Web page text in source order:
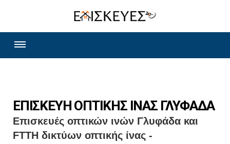
ΕΠΙΣΚΕΥΗ ΟΠΤΙΚΗΣ ΙΝΑΣ ΓΛΥΦΑΔΑ
Επισκευές οπτικών ινών Γλυφάδα και
FTTH δικτύων οπτικής ίνας -